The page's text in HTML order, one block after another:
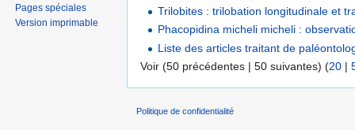
Trilobites : trilobation longitudinale et
Phacopidina micheli micheli :
Liste des articles traitant de
Voir (50 précédentes | 50 suivantes) (20 |
Pages spéciales
Version imprimable
Politique de confidentialité